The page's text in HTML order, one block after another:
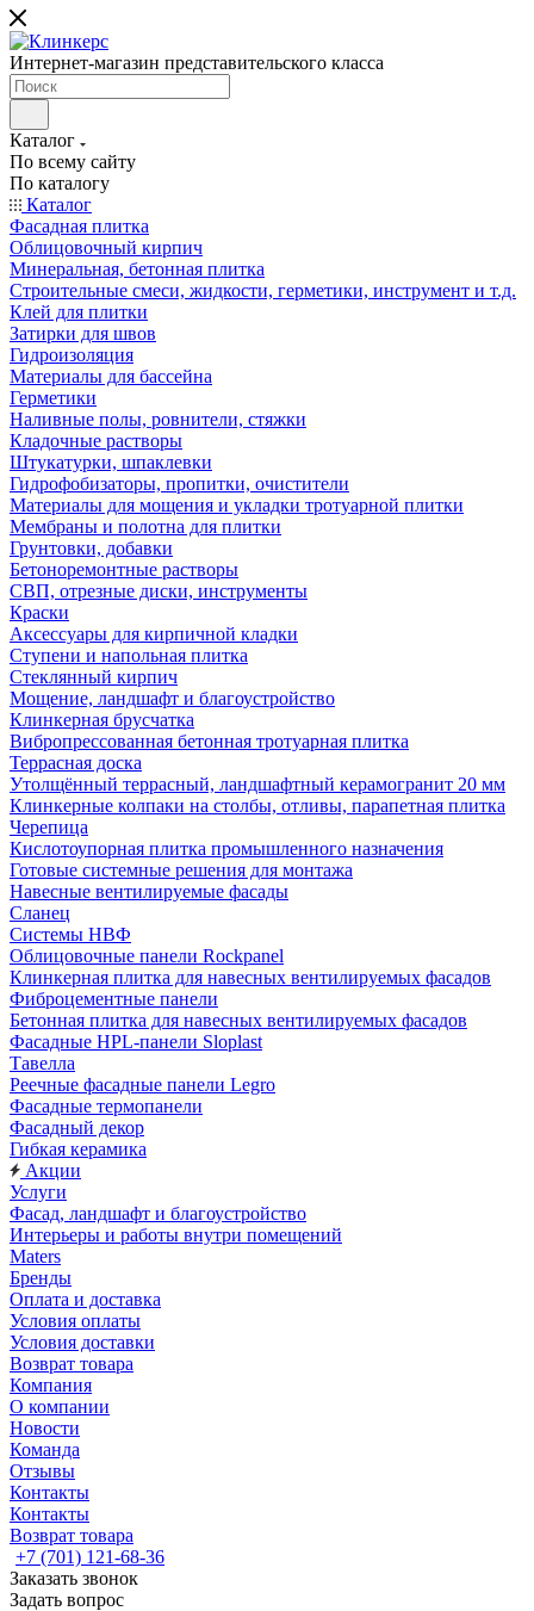
Интернет-магазин представительского класса
Каталог
По всему сайту
По каталогу
Каталог
Фасадная плитка
Облицовочный кирпич
Минеральная, бетонная плитка
Строительные смеси, жидкости, герметики, инструмент и т.д.
Клей для плитки
Затирки для швов
Гидроизоляция
Материалы для бассейна
Герметики
Наливные полы, ровнители, стяжки
Кладочные растворы
Штукатурки, шпаклевки
Гидрофобизаторы, пропитки, очистители
Материалы для мощения и укладки тротуарной плитки
Мембраны и полотна для плитки
Грунтовки, добавки
Бетоноремонтные растворы
СВП, отрезные диски, инструменты
Краски
Аксессуары для кирпичной кладки
Ступени и напольная плитка
Cтеклянный кирпич
Мощение, ландшафт и благоустройство
Клинкерная брусчатка
Вибропрессованная бетонная тротуарная плитка
Террасная доска
Утолщённый террасный, ландшафтный керамогранит 20 мм
Клинкерные колпаки на столбы, отливы, парапетная плитка
Черепица
Кислотоупорная плитка промышленного назначения
Готовые системные решения для монтажа
Навесные вентилируемые фасады
Сланец
Системы НВФ
Облицовочные панели Rockpanel
Клинкерная плитка для навесных вентилируемых фасадов
Фиброцементные панели
Бетонная плитка для навесных вентилируемых фасадов
Фасадные HPL-панели Sloplast
Тавелла
Реечные фасадные панели Legro
Фасадные термопанели
Фасадный декор
Гибкая керамика
Акции
Услуги
Фасад, ландшафт и благоустройство
Интерьеры и работы внутри помещений
Maters
Бренды
Оплата и доставка
Условия оплаты
Условия доставки
Возврат товара
Компания
О компании
Новости
Команда
Отзывы
Контакты
Контакты
Возврат товара
+7 (701) 121-68-36
Заказать звонок
Задать вопрос